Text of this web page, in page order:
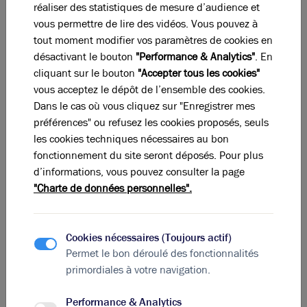
Photos (4 )
lumineux - Dardilly
3 481 m²divisibles à partir de367 m²
Nous consulter
Ces parcs tertiaires modernes accueillent les sièges sociaux et
bureaux de nombreuses PME innovantes. Les immeubles y sont
récents, fonctionnels et proposent des surfaces allant de quelques
centaines à plusieurs milliers de mètres carrés, avec parkings et
espaces extérieurs aménagés.
Accessibilité et transports : les TCL à
Dardilly
Dardilly bénéficie d'une excellente desserte par le réseau de
transport en commun local (TCL) et par les grands axes routiers de
la région :
Réseau routier: La commune est desservie par l'autoroute A6
et les routes nationales N6 et N7, facilitant les déplacements
(Dardilly-le-Jubin et Dardilly-Les-Mouilles) et est desservie par
sept lignes de bus TCL (lignes 3, 89, 118, 142, 143, 144 et
individuelle.
Le cadre de travail profite par ailleurs d'un environnement
réaliser des statistiques de mesure d’audience et
vous permettre de lire des vidéos. Vous pouvez à
tout moment modifier vos paramètres de cookies en
désactivant le bouton "Performance & Analytics". En
cliquant sur le bouton "Accepter tous les cookies"
vous acceptez le dépôt de l’ensemble des cookies.
Dans le cas où vous cliquez sur "Enregistrer mes
préférences" ou refusez les cookies proposés, seuls
les cookies techniques nécessaires au bon
fonctionnement du site seront déposés. Pour plus
d’informations, vous pouvez consulter la page
"Charte de données personnelles".
Cookies nécessaires (Toujours actif)
Permet le bon déroulé des fonctionnalités
primordiales à votre navigation.
Performance & Analytics